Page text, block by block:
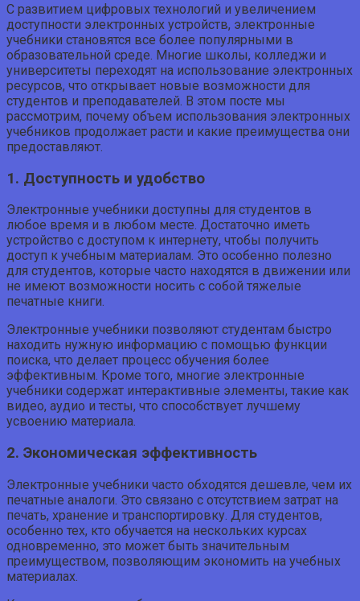
С развитием цифровых технологий и увеличением
доступности электронных устройств, электронные
учебники становятся все более популярными в
образовательной среде. Многие школы, колледжи и
университеты переходят на использование электронных
ресурсов, что открывает новые возможности для
студентов и преподавателей. В этом посте мы
рассмотрим, почему объем использования электронных
учебников продолжает расти и какие преимущества они
предоставляют.
1. Доступность и удобство
Электронные учебники доступны для студентов в
любое время и в любом месте. Достаточно иметь
устройство с доступом к интернету, чтобы получить
доступ к учебным материалам. Это особенно полезно
для студентов, которые часто находятся в движении или
не имеют возможности носить с собой тяжелые
печатные книги.
Электронные учебники позволяют студентам быстро
находить нужную информацию с помощью функции
поиска, что делает процесс обучения более
эффективным. Кроме того, многие электронные
учебники содержат интерактивные элементы, такие как
видео, аудио и тесты, что способствует лучшему
усвоению материала.
2. Экономическая эффективность
Электронные учебники часто обходятся дешевле, чем их
печатные аналоги. Это связано с отсутствием затрат на
печать, хранение и транспортировку. Для студентов,
особенно тех, кто обучается на нескольких курсах
одновременно, это может быть значительным
преимуществом, позволяющим экономить на учебных
материалах.